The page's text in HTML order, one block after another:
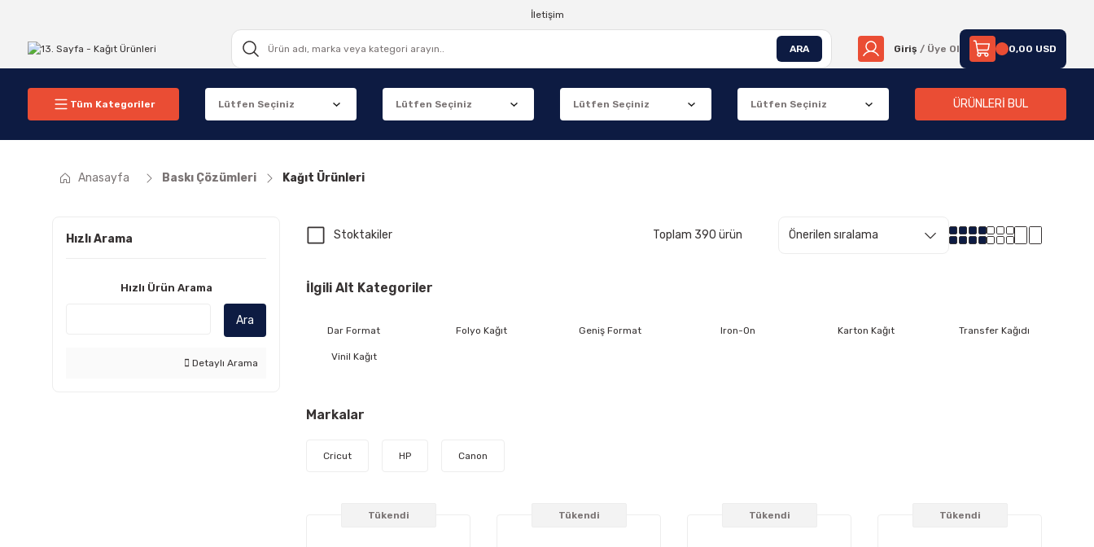
İletişim
ARA Giriş / Üye Ol 0,00 USD
Tüm Kategoriler ÜRÜNLERİ BUL
Anasayfa Baskı Çözümleri Kağıt Ürünleri
Hızlı Arama
Hızlı Ürün Arama
Ara
Detaylı Arama
Stoktakiler Toplam 390 ürün
İlgili Alt Kategoriler
Dar Format Folyo Kağıt Geniş Format Iron-On Karton Kağıt Transfer Kağıdı
Vinil Kağıt
Markalar
Cricut HP Canon
Tükendi Tükendi Tükendi Tükendi